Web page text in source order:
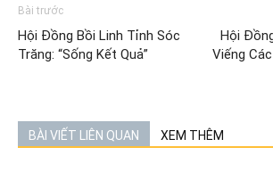
Bài trước
Hội Đồng Bồi Linh Tỉnh Sóc
Trăng: “Sống Kết Quả”
Hội
Viếng
BÀI VIẾT LIÊN QUAN XEM THÊM